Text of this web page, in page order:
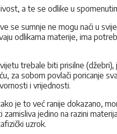
a te se odlike u
se sumnje ne mogu naći u
odlikama materije, ima
trebale biti prisilne
za sobom povlači poricanje
i vrijednosti.
je to već ranije dokazano,
jedino na razini
uzrok.